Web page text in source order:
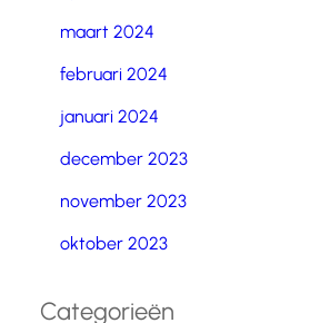
maart 2024
februari 2024
januari 2024
december 2023
november 2023
oktober 2023
Categorieën